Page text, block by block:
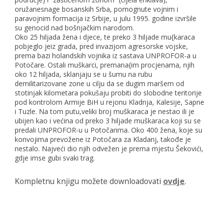
oružanesnage bosanskih Srba, pomognute vojnim i
paravojnim formacija iz Srbije, u julu 1995. godine izvršile
su genocid nad bošnjačkim narodom.
Oko 25 hiljada žena i djece, te preko 3 hiljade mu{karaca
pobjeglo jeiz grada, pred invazijom agresorske vojske,
prema bazi holandskih vojnika iz sastava UNPROFOR-a u
Potočare. Ostali muškarci, premana{im procjenama, njih
oko 12 hiljada, sklanjaju se u šumu na rubu
demilitarizovane zone u cilju da se dugim maršem od
stotinjak kilometara pokušaju probiti do slobodne teritorije
pod kontrolom Armije BiH u rejonu Kladnja, Kalesije, Sapne
i Tuzle. Na tom putu,veliki broj muškaraca je nestao ili je
ubijen kao i većina od preko 3 hiljade muškaraca koji su se
predali UNPROFOR-u u Potočarima. Oko 400 žena, koje su
konvojima prevožene iz Potočara za Kladanj, takođe je
nestalo. Najveći dio njih odvežen je prema mjestu Šekovići,
gdje imse gubi svaki trag.
Kompletnu knjigu možete downloadovati ovdje.